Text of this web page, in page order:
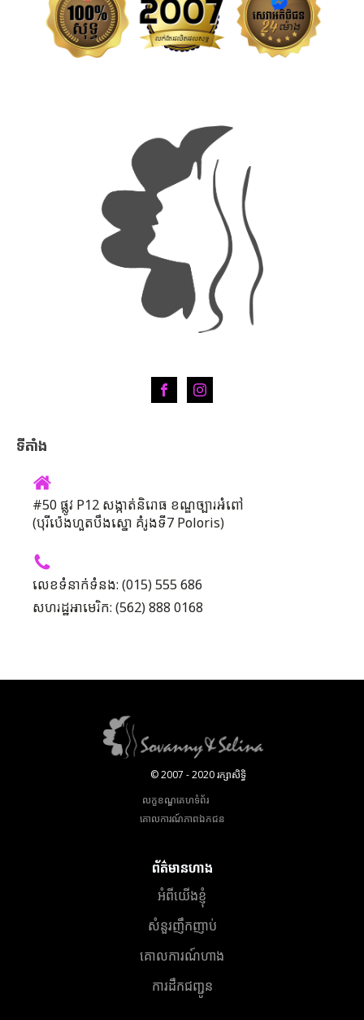
ទីតាំង
#50 ផ្លូវ P12 សង្កាត់និរោធ ខណ្ឌច្បារអំពៅ
(បុរីប៉េងហួតបឹងស្នោ គំរូងទី7 Poloris)
លេខទំនាក់ទំនង: (015) 555 686
សហរដ្ឋអាមេរិក: (562) 888 0168
© 2007 - 2020 រក្សាសិទ្ធិ
លក្ខខណ្ឌគេហទំព័រ
គោលការណ៍​ភាព​ឯកជន
ព័ត៌មានហាង
អំពីយើងខ្ញុំ
សំនួរញឹកញាប់
គោលការណ៍ហាង
ការដឹកជញ្ជូន